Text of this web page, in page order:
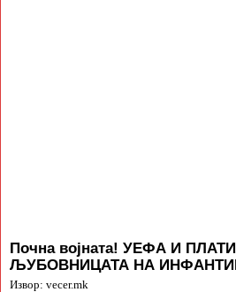
Почна војната! УЕФА И
ЉУБОВНИЦАТА НА
Извор: vecer.mk